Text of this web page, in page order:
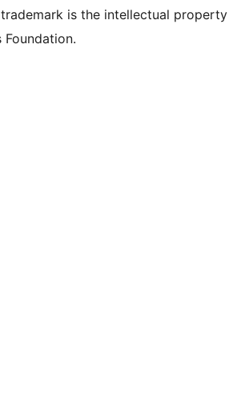
is the intellectual property
Foundation.